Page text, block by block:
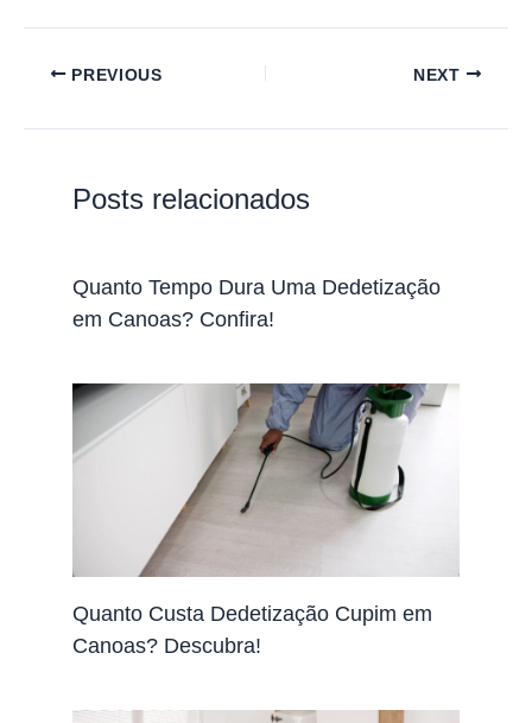
PREVIOUS NEXT
Posts relacionados
Quanto Tempo Dura Uma Dedetização
em Canoas? Confira!
Quanto Custa Dedetização Cupim em
Canoas? Descubra!